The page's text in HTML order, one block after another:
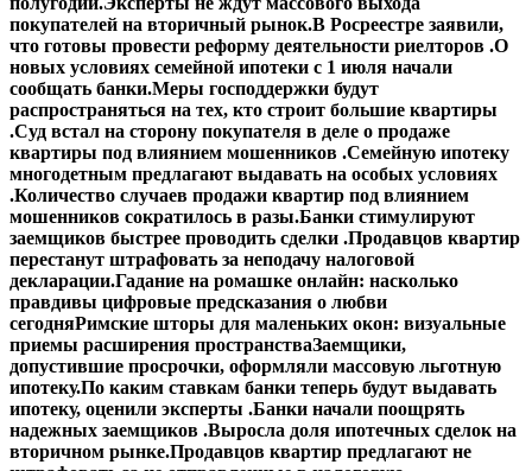
покупателей на вторичный рынок.В Росреестре заявили,
что готовы провести реформу деятельности риелторов .О
новых условиях семейной ипотеки с 1 июля начали
сообщать банки.Меры господдержки будут
распространяться на тех, кто строит большие квартиры
.Суд встал на сторону покупателя в деле о продаже
квартиры под влиянием мошенников .Семейную ипотеку
многодетным предлагают выдавать на особых условиях
.Количество случаев продажи квартир под влиянием
мошенников сократилось в разы.Банки стимулируют
заемщиков быстрее проводить сделки .Продавцов квартир
перестанут штрафовать за неподачу налоговой
декларации.Гадание на ромашке онлайн: насколько
правдивы цифровые предсказания о любви
сегодняРимские шторы для маленьких окон: визуальные
приемы расширения пространстваЗаемщики,
допустившие просрочки, оформляли массовую льготную
ипотеку.По каким ставкам банки теперь будут выдавать
ипотеку, оценили эксперты .Банки начали поощрять
надежных заемщиков .Выросла доля ипотечных сделок на
вторичном рынке.Продавцов квартир предлагают не